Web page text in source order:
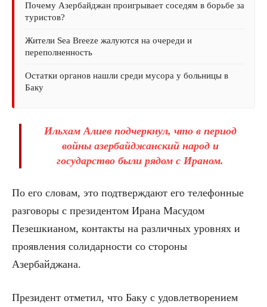
Почему Азербайджан проигрывает соседям в борьбе за
туристов?
Жители Sea Breeze жалуются на очереди и
переполненность
Остатки органов нашли среди мусора у больницы в
Баку
Ильхам Алиев подчеркнул, что в период
войны азербайджанский народ и
государство были рядом с Ираном.
По его словам, это подтверждают его телефонные
разговоры с президентом Ирана Масудом
Пезешкианом, контакты на различных уровнях и
проявления солидарности со стороны
Азербайджана.
Президент отметил, что Баку с удовлетворением